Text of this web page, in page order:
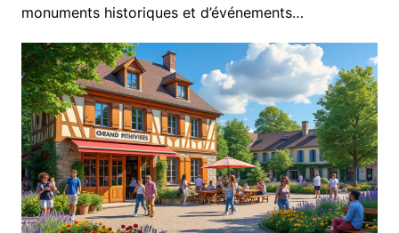
monuments historiques et d’événements…